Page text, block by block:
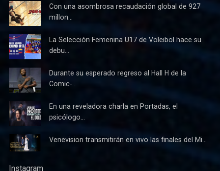
Con una asombrosa recaudación global de 927
millon...
La Selección Femenina U17 de Voleibol hace su
debu...
Durante su esperado regreso al Hall H de la
Comic-...
En una reveladora charla en Portadas, el
psicólogo...
Venevision transmitirán en vivo las finales del Mi...
Instagram